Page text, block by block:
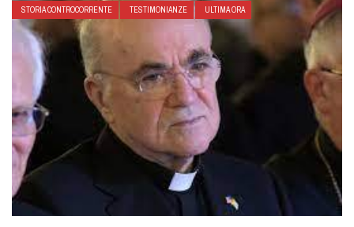
STORIA CONTROCORRENTE
TESTIMONIANZE ULTIMA ORA